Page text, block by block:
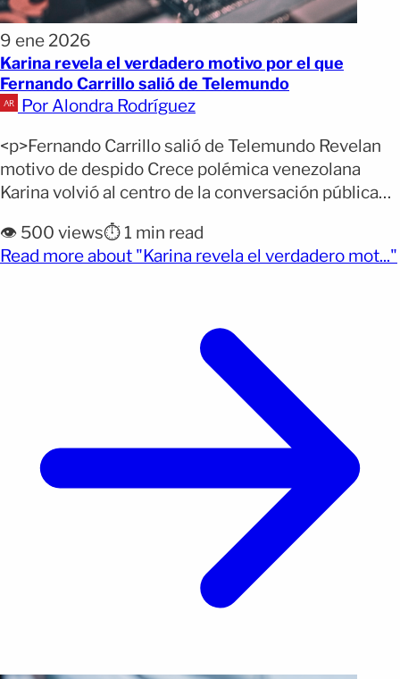
9 ene 2026
Karina revela el verdadero motivo por el que
Fernando Carrillo salió de Telemundo
Por Alondra Rodríguez
<p>Fernando Carrillo salió de Telemundo Revelan
motivo de despido Crece polémica venezolana
Karina volvió al centro de la conversación pública
que Fernando Carrillo hizo recientemente sobre los
motivos que, según él, lo alejaron de la televisión.
👁️ 500 views⏱️ 1 min read
Read more about "Karina revela el verdadero mot..."